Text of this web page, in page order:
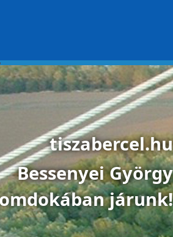
tiszabercel.hu
Bessenyei György
járunk!